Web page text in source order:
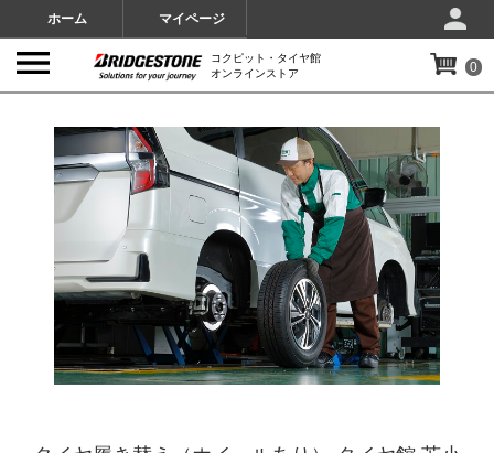
ホーム マイページ
コクピット・タイヤ館
オンラインストア
0